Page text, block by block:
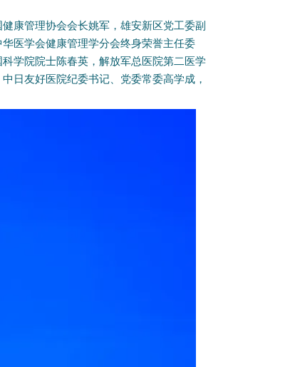
康管理协会会长姚军，雄安新区党工委副
医学会健康管理学分会终身荣誉主任委
学院院士陈春英，解放军总医院第二医学
日友好医院纪委书记、党委常委高学成，